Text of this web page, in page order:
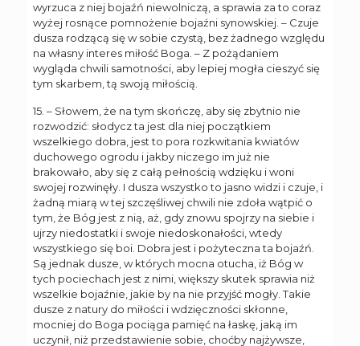
wyrzuca z niej bojaźń niewolniczą, a sprawia za to coraz
wyżej rosnące pomnożenie bojaźni synowskiej. – Czuje
dusza rodzącą się w sobie czystą, bez żadnego względu
na własny interes miłość Boga. – Z pożądaniem
wygląda chwili samotności, aby lepiej mogła cieszyć się
tym skarbem, tą swoją miłością.
15. – Słowem, że na tym skończę, aby się zbytnio nie
rozwodzić: słodycz ta jest dla niej początkiem
wszelkiego dobra, jest to pora rozkwitania kwiatów
duchowego ogrodu i jakby niczego im już nie
brakowało, aby się z całą pełnością wdzięku i woni
swojej rozwinęły. I dusza wszystko to jasno widzi i czuje, i
żadną miarą w tej szczęśliwej chwili nie zdoła wątpić o
tym, że Bóg jest z nią, aż, gdy znowu spojrzy na siebie i
ujrzy niedostatki i swoje niedoskonałości, wtedy
wszystkiego się boi. Dobra jest i pożyteczna ta bojaźń.
Są jednak dusze, w których mocna otucha, iż Bóg w
tych pociechach jest z nimi, większy skutek sprawia niż
wszelkie bojaźnie, jakie by na nie przyjść mogły. Takie
dusze z natury do miłości i wdzięczności skłonne,
mocniej do Boga pociąga pamięć na łaskę, jaką im
uczynił, niż przedstawienie sobie, choćby najżywsze,